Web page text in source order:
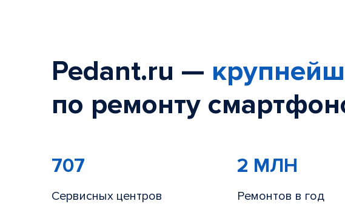
Pedant.ru —
по ремонту
707
Сервисных центров
2 МЛН
Ремонтов в год